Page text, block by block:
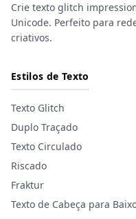
Crie texto glitch
Unicode. Perfeito para
criativos.
Estilos de Texto
Texto Glitch
Duplo Traçado
Texto Circulado
Riscado
Fraktur
Texto de Cabeça para